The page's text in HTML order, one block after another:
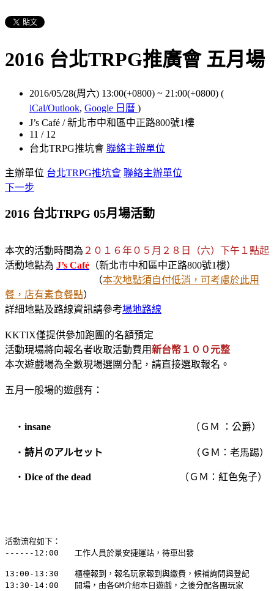
2016 台北TRPG推廣會 五月場
2016/05/28(周六) 13:00(+0800) ~ 21:00(+0800) (
iCal/Outlook, Google 日曆 )
J’s Café / 新北市中和區中正路800號1樓
11 / 12
台北TRPG推坑會 聯絡主辦單位
主辦單位 台北TRPG推坑會 聯絡主辦單位
下一步
2016 台北TRPG 05月場活動
本次的活動時間為 ２０１６年０５月２８日（六）下午１點起
活動地點為 J’s Café （新北市中和區中正路800號1樓）
（本次地點須自付低消，可考慮於此用
餐，店有素食餐點）
詳細地點及路線資訊請參考場地路線
KKTIX僅提供參加跑團的名額預定
活動現場將向報名者收取活動費用新台幣１００元整
本次遊戲場為全數現場選團分配，請直接選取報名。
五月一般場的遊戲有：
‧ insane （ＧＭ ： 公爵）
‧ 詩片のアルセット （ＧＭ：老馬踢）
‧ Dice of the dead （ＧＭ：紅色兔子）
活動流程如下：
------12:00　　工作人員於景安捷運站，待車出發
13:00-13:30　　櫃檯報到，報名玩家報到與繳費，候補詢問與登記
13:30-14:00　　開場，由各GM介紹本日遊戲，之後分配各團玩家